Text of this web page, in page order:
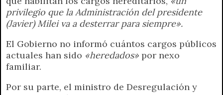
privilegio que la Administración del presidente
(Javier) Milei va a desterrar para siempre».
El Gobierno no informó cuántos cargos públicos
actuales han sido «heredados» por nexo
familiar.
Por su parte, el ministro de Desregulación y